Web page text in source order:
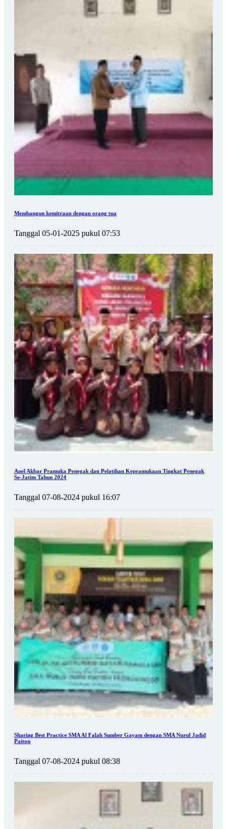
Membangun kemitraan dengan orang tua
Tanggal 05-01-2025 pukul 07:53
Apel Akbar Pramuka Penegak dan Pelatihan Kepramukaan Tingkat Penegak
Se-Jatim Tahun 2024
Tanggal 07-08-2024 pukul 16:07
Sharing Best Practice SMA Al Falah Sumber Gayam dengan SMA Nurul Jadid
Paiton
Tanggal 07-08-2024 pukul 08:38